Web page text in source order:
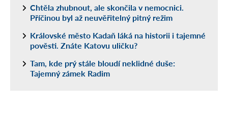
Chtěla zhubnout, ale skončila v nemocnici.
Příčinou byl až neuvěřitelný pitný režim
Královské město Kadaň láká na historii i tajemné
pověsti. Znáte Katovu uličku?
Tam, kde prý stále bloudí neklidné duše:
Tajemný zámek Radim